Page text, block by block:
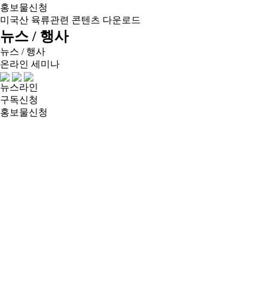
홍보물신청
미국산 육류관련 콘텐츠 다운로드
뉴스 / 행사
뉴스 / 행사
온라인 세미나
뉴스라인
구독신청
홍보물신청